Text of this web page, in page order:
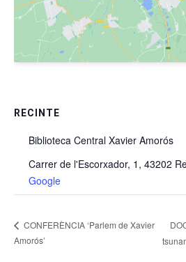
RECINTE
Biblioteca Central Xavier Amorós
Carrer de l'Escorxador, 1, 43202
Google
CONFERÈNCIA ‘Parlem de Xavier
Amorós’